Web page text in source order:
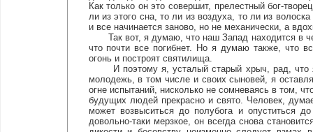
Как только он это совершит, прелестный бог-
ли из этого сна, то ли из воздуха, то ли из
и все начинается заново, но не механически, а
Так вот, я думаю, что наш Запад находится в
что почти все погибнет. Но я думаю также, что
огонь и построят святилища.
И поэтому я, усталый старый хрыч, рад, что я
молодежь, в том числе и своих сыновей, я
огне испытаний, нисколько не сомневаясь в том,
будущих людей прекрасно и свято. Человек,
может возвыситься до полубога и опуститься
довольно-таки мерзкое, он всегда снова